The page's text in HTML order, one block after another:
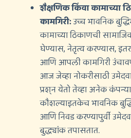
शैक्षणिक किंवा कामाच्या
कामगिरी:उच्च भावनिक
कामाच्या ठिकाणची
घेण्यास, नेतृत्व करण्यास,
आणि आपली कामगिरी
आज जेव्हा नोकरीसाठी
प्रश्न येतो तेव्हा अनेक कंपन्या
कौशल्याइतकेच भावनिक
आणि निवड करण्यापुर्वी
बुद्ध्यांक तपासतात.